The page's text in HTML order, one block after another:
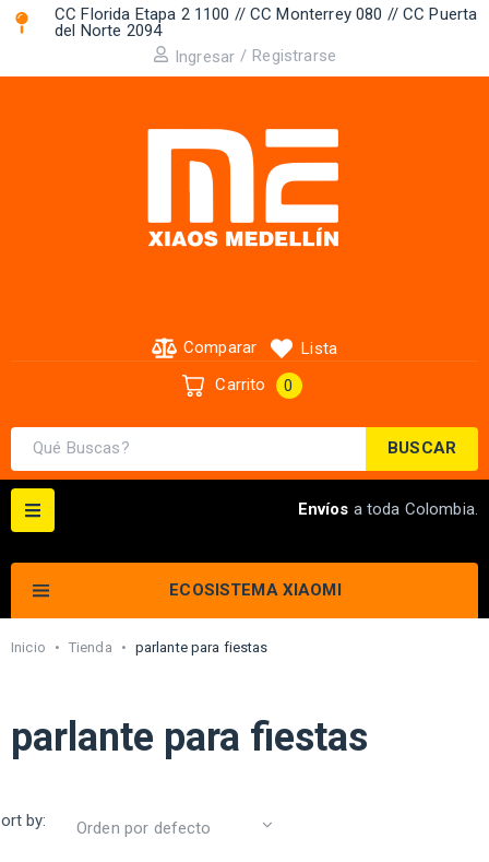
CC Florida Etapa 2 1100 // CC Monterrey 080 // CC Puerta
del Norte 2094 ​
Ingresar / Registrarse
BUSCAR
Comparar
Lista
Carrito
0
ECOSISTEMA XIAOMI
Envíos a toda Colombia.
Inicio • Tienda • parlante para fiestas
parlante para fiestas
by: